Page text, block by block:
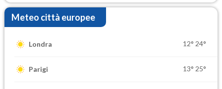
Meteo città europee
Londra 12° 24°
Parigi 13° 25°